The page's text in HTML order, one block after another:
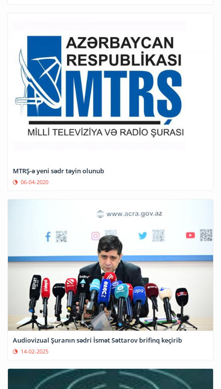
MTRŞ-ə yeni sədr təyin olunub
06-04-2020
Audiovizual Şuranın sədri İsmət Səttarov brifinq keçirib
14-02-2025